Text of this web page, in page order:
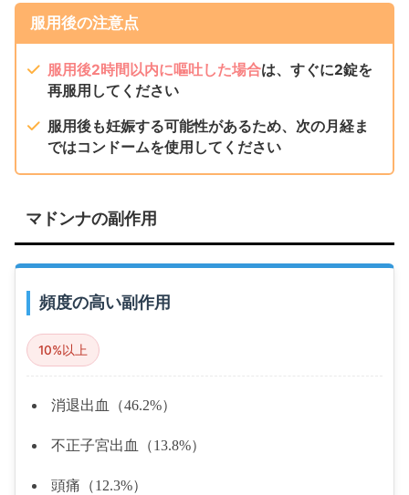
服用後の注意点
服用後2時間以内に嘔吐した場合は、すぐに2錠を
再服用してください
服用後も妊娠する可能性があるため、次の月経ま
ではコンドームを使用してください
マドンナの副作用
頻度の高い副作用
10%以上
消退出血（46.2%）
不正子宮出血（13.8%）
頭痛（12.3%）